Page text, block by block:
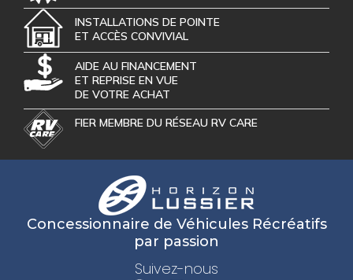
INSTALLATIONS DE POINTE
ET ACCÈS CONVIVIAL
AIDE AU FINANCEMENT
ET REPRISE EN VUE
DE VOTRE ACHAT
FIER MEMBRE DU RÉSEAU RV CARE
Concessionnaire de Véhicules Récréatifs
par passion
Suivez-nous